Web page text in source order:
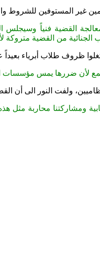
غير المستوفين للشروط
القضية فنياً وسيجلس
الجنائية من القضية متروكة
ظروف طلاب أبرياء بعيداً
ﻷن ضررها يمس مؤسسات
ولفت النور الى أن
ومشاركتنا محاربة